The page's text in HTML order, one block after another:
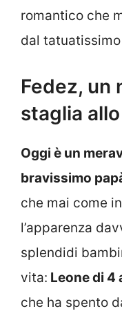
romantico che
dal
Fedez, un
staglia
Oggi è un
bravissimo
che mai come
l’apparenza
splendidi
vita: Leone di 4
che ha spento